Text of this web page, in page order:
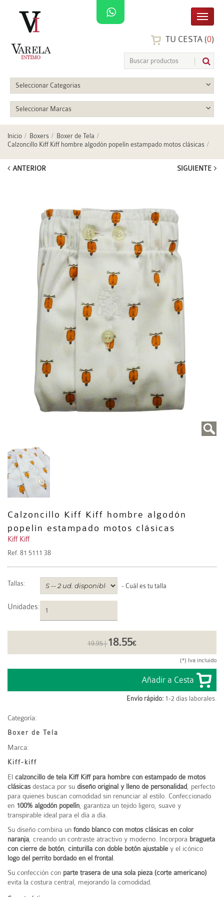
TU CESTA (0)
Seleccionar Categorias
Seleccionar Marcas
Inicio Boxers
Boxer de Tela
Calzoncillo Kiff Kiff hombre algodón popelín estampado motos clásicas
ANTERIOR SIGUIENTE
Calzoncillo Kiff Kiff hombre algodón
popelín estampado motos clásicas
Kiff Kiff
Ref. 81 5111 38
Tallas: - Cuál es tu talla
Unidades:
19.95 |18.55€
(*) Iva incluido
Envío rápido: 1-2 días laborales.
Categoría:
Boxer de Tela
Marca:
Kiff-kiff
El calzoncillo de tela Kiff Kiff para hombre con estampado de motos
clásicas destaca por su diseño original y lleno de personalidad, perfecto
para quienes buscan comodidad sin renunciar al estilo. Confeccionado
en 100% algodón popelín, garantiza un tejido ligero, suave y
transpirable ideal para el día a día.
Su diseño combina un fondo blanco con motos clásicas en color
naranja, creando un contraste atractivo y moderno. Incorpora bragueta
con cierre de botón, cinturilla con doble botón ajustable y el icónico
logo del perrito bordado en el frontal.
Su confección con parte trasera de una sola pieza (corte americano)
evita la costura central, mejorando la comodidad.